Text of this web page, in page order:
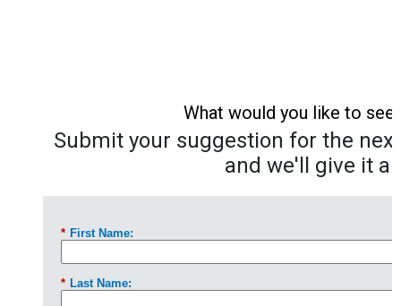
What would you like to
Submit your suggestion for the
and we'll give it a